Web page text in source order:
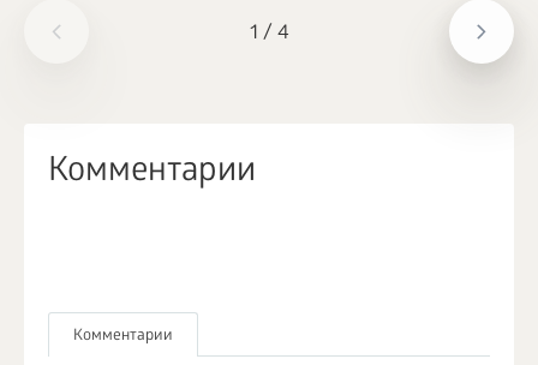
1 / 4
Комментарии
Комментарии